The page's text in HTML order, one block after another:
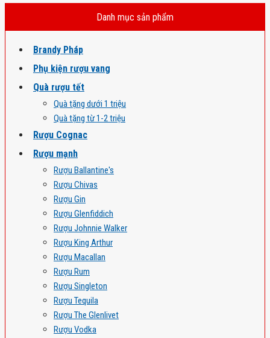
Danh mục sản phẩm
Brandy Pháp
Phụ kiện rượu vang
Quà rượu tết
Quà tặng dưới 1 triệu
Quà tặng từ 1-2 triệu
Rượu Cognac
Rượu mạnh
Rượu Ballantine's
Rượu Chivas
Rượu Gin
Rượu Glenfiddich
Rượu Johnnie Walker
Rượu King Arthur
Rượu Macallan
Rượu Rum
Rượu Singleton
Rượu Tequila
Rượu The Glenlivet
Rượu Vodka